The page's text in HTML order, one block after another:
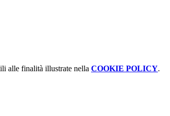
alle finalità illustrate nella COOKIE POLICY.